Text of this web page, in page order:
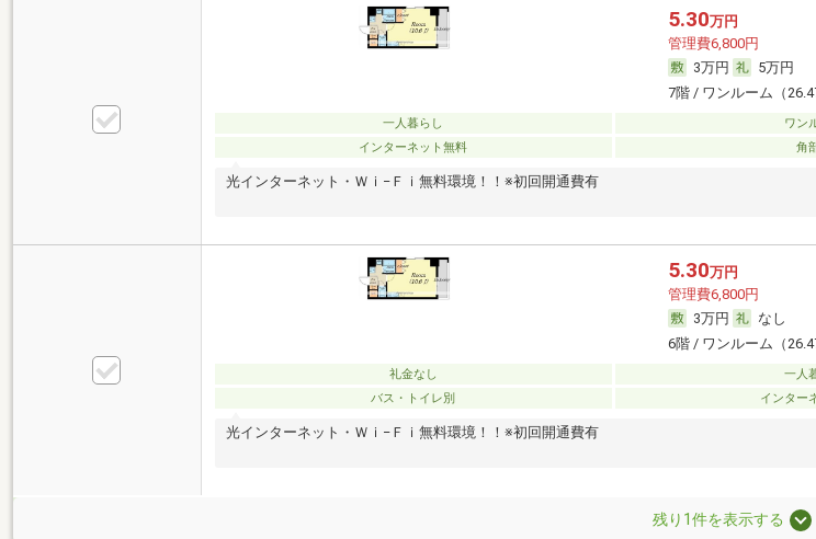
5.30万円
管理費6,800円
3万円
5万円
7階 / ワンルーム（
一人暮らし ワン
インターネット無料
角
光インターネット・Ｗｉ−Ｆｉ無料環境！！※初回開通費有
5.30万円
管理費6,800円
3万円
なし
6階 / ワンルーム（
礼金なし 一人
バス・トイレ別
インター
光インターネット・Ｗｉ−Ｆｉ無料環境！！※初回開通費有
残り1件を表示する